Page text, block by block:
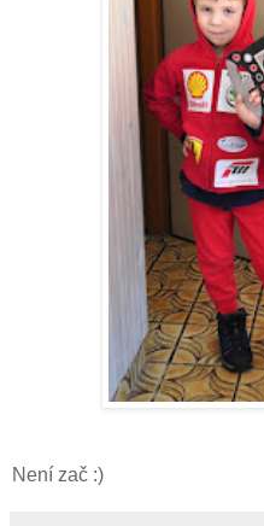
Není zač :)